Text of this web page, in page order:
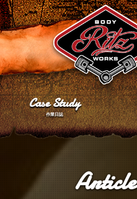
Case Study
作業日誌
Article